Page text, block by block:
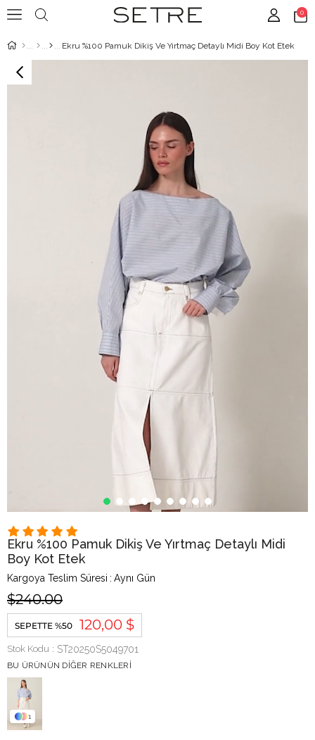
0
Ekru %100 Pamuk Dikiş Ve Yırtmaç Detaylı Midi Boy Kot Etek
Ekru %100 Pamuk Dikiş Ve Yırtmaç Detaylı Midi
Boy Kot Etek
Kargoya Teslim Süresi : Aynı Gün
$240.00
SEPETTE %50 120,00 $
Stok Kodu ST20250S5049701
BU ÜRÜNÜN DIĞER RENKLERI
1